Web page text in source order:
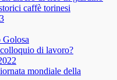
caffè torinesi
Golosa
di lavoro?
mondiale della